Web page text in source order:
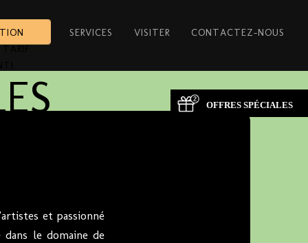
OFFRES SPÉCIALES
CONTACTEZ-NOUS
VISITER
SERVICES
TARIF
et passionné
le domaine de